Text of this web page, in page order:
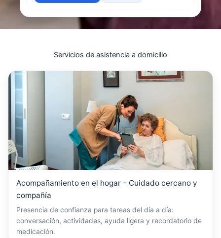
Servicios de asistencia a domicilio
Acompañamiento en el hogar – Cuidado cercano y
compañía
Presencia de confianza para tareas del día a día:
conversación, actividades, ayuda ligera y recordatorio de
medicación.